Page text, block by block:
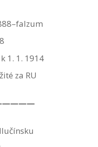
1. 1. 1914
za RU